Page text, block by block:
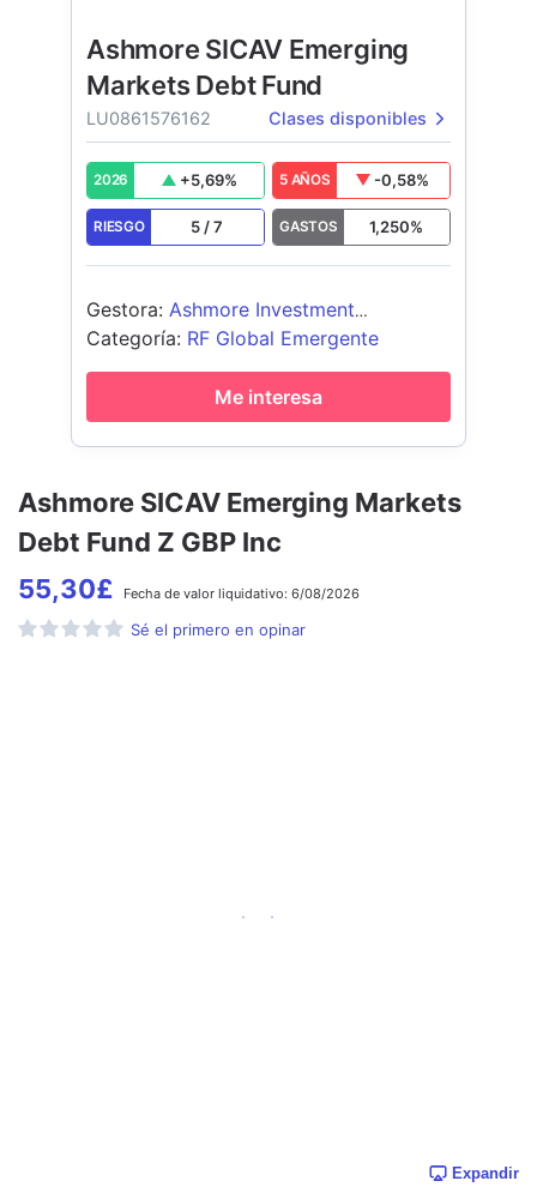
Ashmore SICAV Emerging Markets
Debt Fund Z GBP Inc
55,30£ Fecha de valor liquidativo: 6/08/2026
Sé el primero en opinar
Expandir
Ashmore SICAV Emerging
Markets Debt Fund
LU0861576162 Clases disponibles
2026 +5,69% 5 AÑOS -0,58%
RIESGO 5 /7 GASTOS 1,250%
Gestora: Ashmore Investment
Management (Ireland) Limited
Categoría: RF Global Emergente
Me interesa